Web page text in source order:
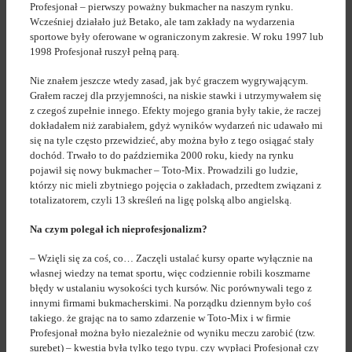
Profesjonał – pierwszy poważny bukmacher na naszym rynku.
Wcześniej działało już Betako, ale tam zakłady na wydarzenia
sportowe były oferowane w ograniczonym zakresie. W roku 1997 lub
1998 Profesjonał ruszył pełną parą.
Nie znałem jeszcze wtedy zasad, jak być graczem wygrywającym.
Grałem raczej dla przyjemności, na niskie stawki i utrzymywałem się
z czegoś zupełnie innego. Efekty mojego grania były takie, że raczej
dokładałem niż zarabiałem, gdyż wyników wydarzeń nic udawało mi
się na tyle często przewidzieć, aby można było z tego osiągać stały
dochód. Trwało to do października 2000 roku, kiedy na rynku
pojawił się nowy bukmacher – Toto-Mix. Prowadzili go ludzie,
którzy nic mieli zbytniego pojęcia o zakładach, przedtem związani z
totalizatorem, czyli 13 skreśleń na ligę polską albo angielską.
Na czym polegał ich nieprofesjonalizm?
– Wzięli się za coś, co… Zaczęli ustalać kursy oparte wyłącznie na
własnej wiedzy na temat sportu, więc codziennie robili koszmarne
błędy w ustalaniu wysokości tych kursów. Nic porównywali tego z
innymi firmami bukmacherskimi. Na porządku dziennym było coś
takiego. że grając na to samo zdarzenie w Toto-Mix i w firmie
Profesjonał można było niezależnie od wyniku meczu zarobić (tzw.
surebet) – kwestia była tylko tego typu. czy wypłaci Profesjonał czy